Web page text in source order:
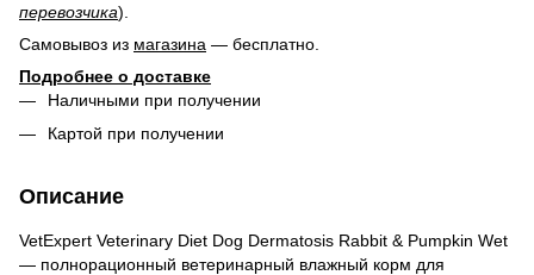
перевозчика).
Самовывоз из магазина — бесплатно.
Подробнее о доставке
Наличными при получении
Картой при получении
Описание
VetExpert Veterinary Diet Dog Dermatosis Rabbit & Pumpkin Wet
— полнорационный ветеринарный влажный корм для